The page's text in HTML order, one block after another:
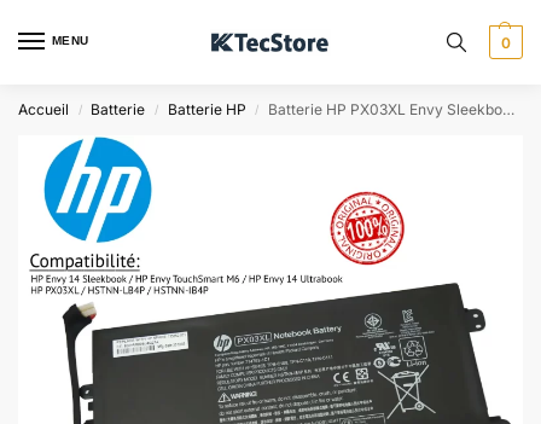
MENU 0
Accueil / Batterie / Batterie HP / Batterie HP PX03XL Envy Sleekbook TouchSmart – Algérie